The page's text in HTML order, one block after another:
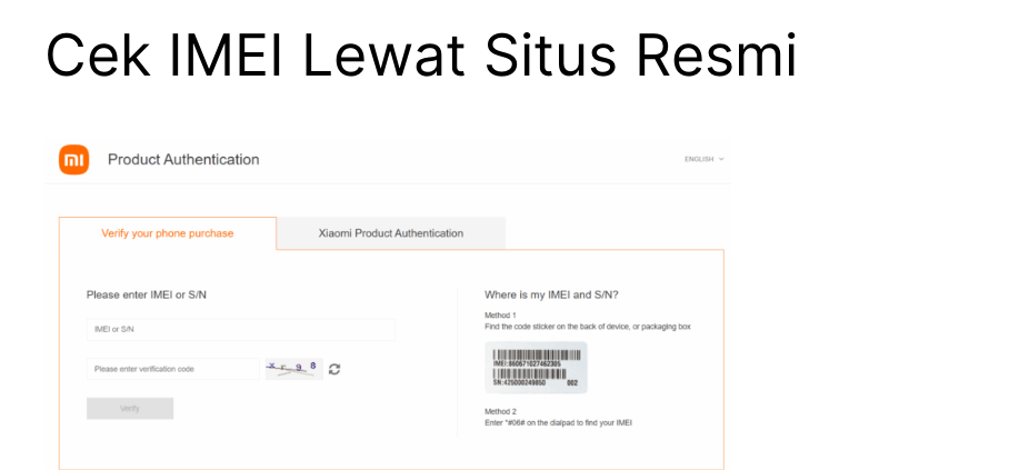
Cek IMEI Lewat Situs Resmi